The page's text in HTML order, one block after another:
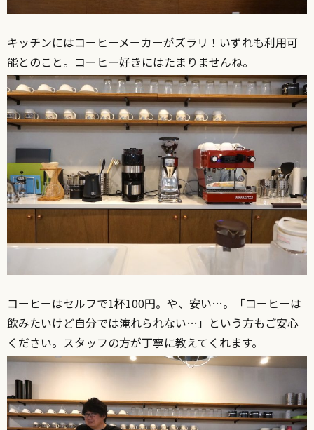
キッチンにはコーヒーメーカーがズラリ！いずれも利用可
能とのこと。コーヒー好きにはたまりませんね。
コーヒーはセルフで1杯100円。や、安い…。「コーヒーは
飲みたいけど自分では淹れられない…」という方もご安心
ください。スタッフの方が丁寧に教えてくれます。